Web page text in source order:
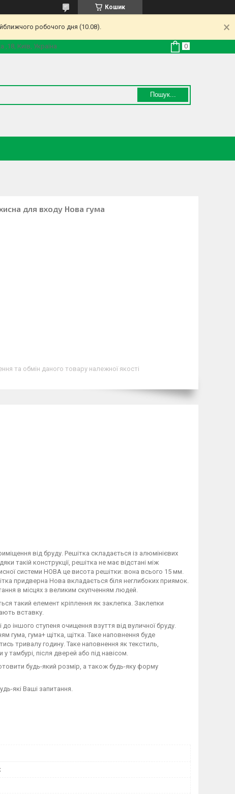
Кошик
робочого дня (10.08).
,18, Київ, Україна
Пошук...
для входу Нова гума
та обмін даного товару належної якості
від бруду. Решітка складається із алюмінієвих
такій конструкції, решітка не має відстані між
системи НОВА це висота решітки: вона всього 15 мм.
придверна Нова вкладається біля неглибоких приямок.
в місцях з великим скупченням людей.
такий елемент кріплення як заклепка. Заклепки
вставку.
іншого ступеня очищення взуття від вуличної бруду.
гума, гума+ щітка, щітка. Таке наповнення буде
тривалу годину. Таке наповнення як текстиль,
тамбурі, після дверей або під навісом.
будь-який розмір, а також будь-яку форму
які Ваші запитання.